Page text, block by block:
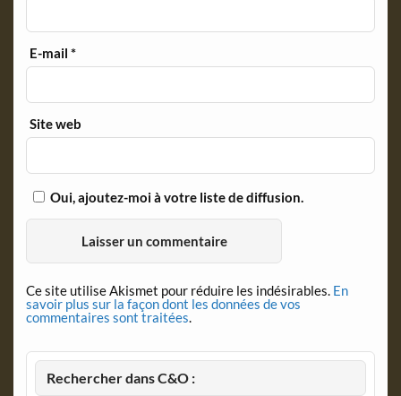
E-mail*
Site web
Oui, ajoutez-moi à votre liste de diffusion.
Ce site utilise Akismet pour réduire les indésirables. En
savoir plus sur la façon dont les données de vos
commentaires sont traitées.
Rechercher dans C&O :